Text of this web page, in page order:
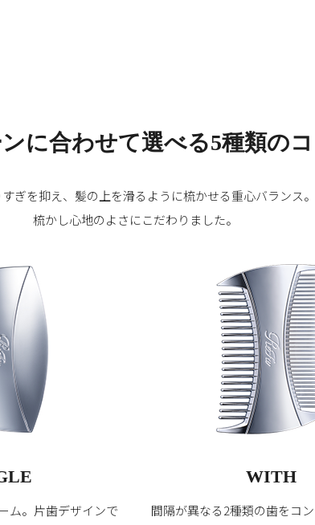
に合わせて選べる5種類の
ぎを抑え、髪の上を滑るように梳かせる重心バランス。
梳かし心地のよさにこだわりました。
ム。片歯デザインで
WITH
間隔が異なる2種類の歯をコ